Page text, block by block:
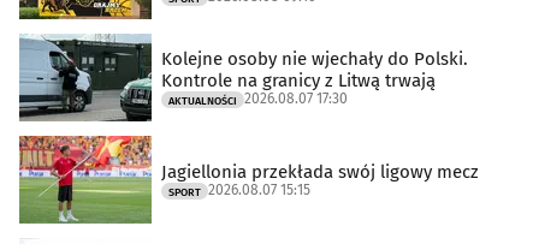
Kolejne osoby nie wjechały do Polski.
Kontrole na granicy z Litwą trwają
AKTUALNOŚCI 2026.08.07 17:30
Jagiellonia przekłada swój ligowy mecz
SPORT 2026.08.07 15:15